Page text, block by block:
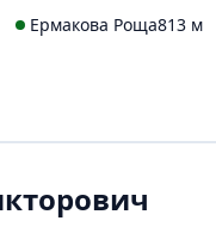
Ермакова Роща813 м